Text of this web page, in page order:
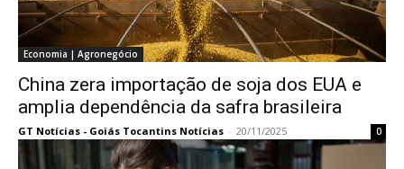
Economia | Agronegócio
China zera importação de soja dos EUA e
amplia dependência da safra brasileira
GT Notícias - Goiás Tocantins Notícias - 20/11/2025 0